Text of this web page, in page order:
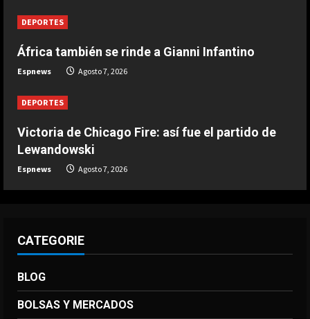
DEPORTES
Infantino respira: Argentina le da su
DEPORTES
partido de Lewandowski
Agosto 7, 2026
DEPORTES
África también se rinde a Gianni Infantino
Espnews Agosto 7, 2026
DEPORTES
Victoria de Chicago Fire: así fue el partido de
Lewandowski
Espnews Agosto 7, 2026
CATEGORIE
BLOG
BOLSAS Y MERCADOS